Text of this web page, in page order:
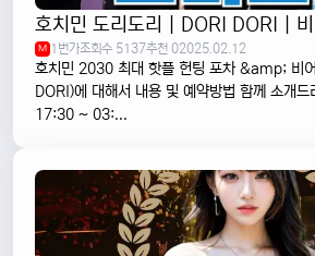
호치민 도리도리 | DORI DORI |
M 1번가조회수 5137추천 02025.02.12
호치민 2030 최대 핫플 헌팅 포차 &amp; 비
DORI)에 대해서 내용 및 예약방법 함께 소개드
17:30 ~ 03:...